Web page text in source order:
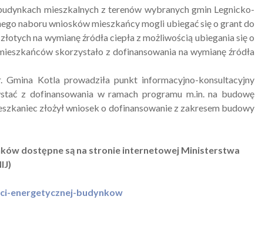
mieszkalnych z terenów wybranych gmin Legnicko-
naboru wniosków mieszkańcy mogli ubiegać się o grant do
na wymianę źródła ciepła z możliwością ubiegania się o
skorzystało z dofinansowania na wymianę źródła
Kotla prowadziła punkt informacyjno-konsultacyjny
z dofinansowania w ramach programu m.in. na budowę
złożył wniosek o dofinansowanie z zakresem budowy
dostępne są na stronie internetowej Ministerstwa
energetycznej-budynkow